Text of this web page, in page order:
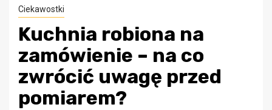
Ciekawostki
Kuchnia robiona na
zamówienie – na co
zwrócić uwagę przed
pomiarem?